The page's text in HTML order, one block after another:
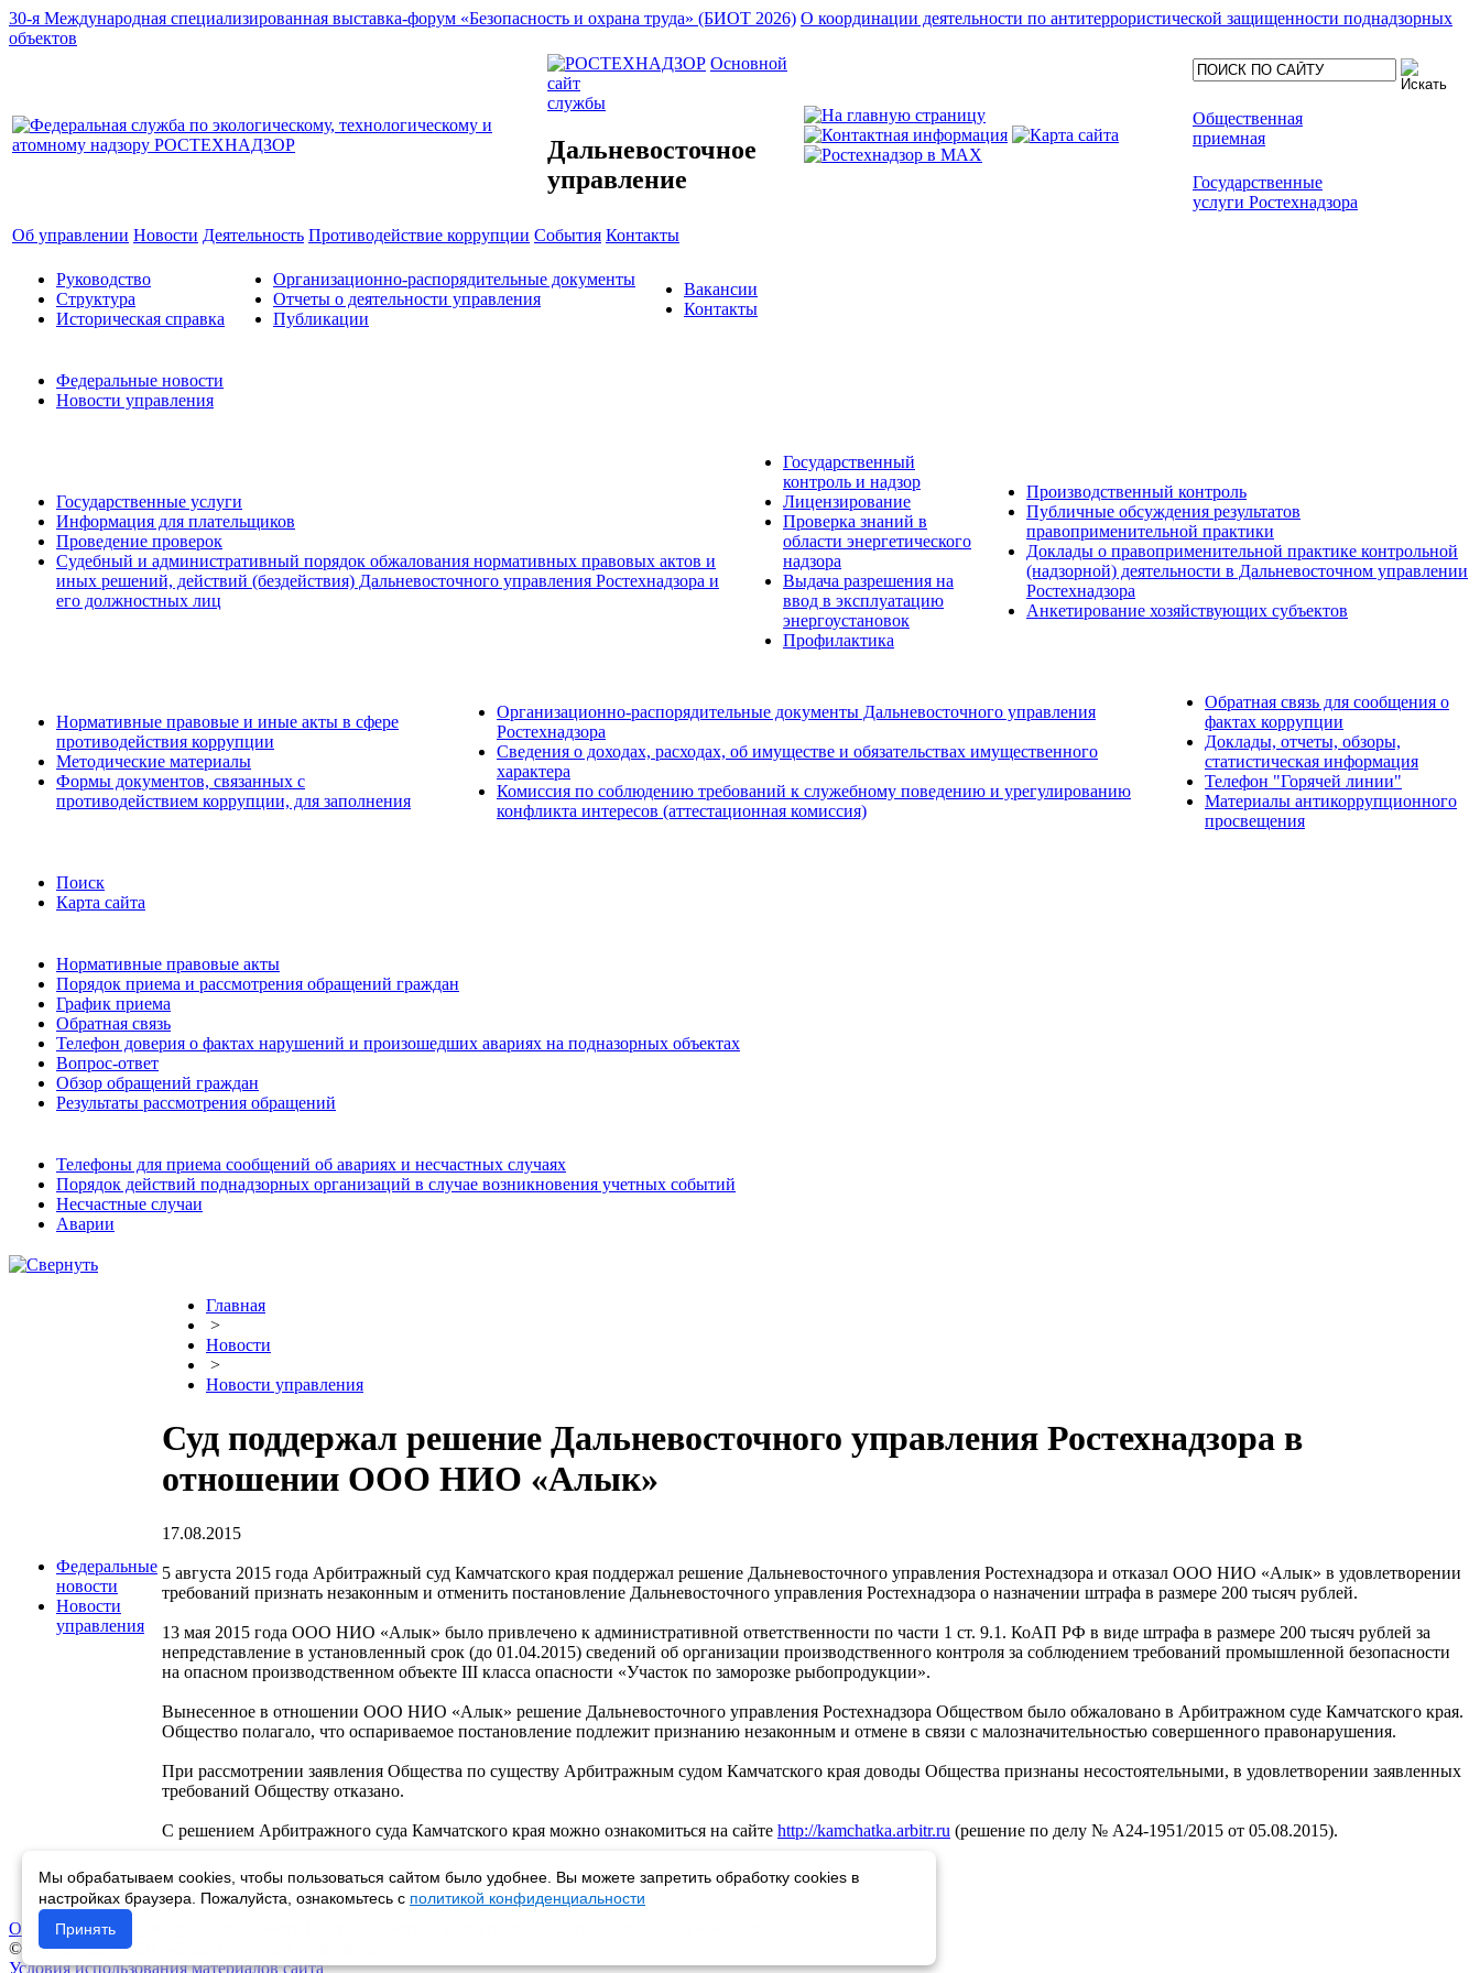
30-я Международная специализированная выставка-форум «Безопасность и охрана труда» (БИОТ 2026) О координации деятельности по антитеррористической защищенности поднадзорных
объектов
Основной
сайт
службы
Дальневосточное
управление
Общественная
приемная
Государственные
услуги Ростехнадзора
Об управлении Новости Деятельность Противодействие коррупции События Контакты
Руководство
Структура
Историческая справка
Организационно-распорядительные документы
Отчеты о деятельности управления
Публикации
Вакансии
Контакты
Федеральные новости
Новости управления
Государственные услуги
Информация для плательщиков
Проведение проверок
Судебный и административный порядок обжалования нормативных правовых актов и
иных решений, действий (бездействия) Дальневосточного управления Ростехнадзора и
его должностных лиц
Государственный
контроль и надзор
Лицензирование
Проверка знаний в
области энергетического
надзора
Выдача разрешения на
ввод в эксплуатацию
энергоустановок
Профилактика
Производственный контроль
Публичные обсуждения результатов
правоприменительной практики
Доклады о правоприменительной практике контрольной
(надзорной) деятельности в Дальневосточном управлении
Ростехнадзора
Анкетирование хозяйствующих субъектов
Нормативные правовые и иные акты в сфере
противодействия коррупции
Методические материалы
Формы документов, связанных с
противодействием коррупции, для заполнения
Организационно-распорядительные документы Дальневосточного управления
Ростехнадзора
Сведения о доходах, расходах, об имуществе и обязательствах имущественного
характера
Комиссия по соблюдению требований к служебному поведению и урегулированию
конфликта интересов (аттестационная комиссия)
Обратная связь для сообщения о
фактах коррупции
Доклады, отчеты, обзоры,
статистическая информация
Телефон "Горячей линии"
Материалы антикоррупционного
просвещения
Поиск
Карта сайта
Нормативные правовые акты
Порядок приема и рассмотрения обращений граждан
График приема
Обратная связь
Телефон доверия о фактах нарушений и произошедших авариях на подназорных объектах
Вопрос-ответ
Обзор обращений граждан
Результаты рассмотрения обращений
Телефоны для приема сообщений об авариях и несчастных случаях
Порядок действий поднадзорных организаций в случае возникновения учетных событий
Несчастные случаи
Аварии
Федеральные
новости
Новости
управления
Главная
>
Новости
>
Новости управления
Суд поддержал решение Дальневосточного управления Ростехнадзора в
отношении ООО НИО «Алык»
17.08.2015
5 августа 2015 года Арбитражный суд Камчатского края поддержал решение Дальневосточного управления Ростехнадзора и отказал ООО НИО «Алык» в удовлетворении
требований признать незаконным и отменить постановление Дальневосточного управления Ростехнадзора о назначении штрафа в размере 200 тысяч рублей.
13 мая 2015 года ООО НИО «Алык» было привлечено к административной ответственности по части 1 ст. 9.1. КоАП РФ в виде штрафа в размере 200 тысяч рублей за
непредставление в установленный срок (до 01.04.2015) сведений об организации производственного контроля за соблюдением требований промышленной безопасности
на опасном производственном объекте III класса опасности «Участок по заморозке рыбопродукции».
Вынесенное в отношении ООО НИО «Алык» решение Дальневосточного управления Ростехнадзора Обществом было обжаловано в Арбитражном суде Камчатского края.
Общество полагало, что оспариваемое постановление подлежит признанию незаконным и отмене в связи с малозначительностью совершенного правонарушения.
При рассмотрении заявления Общества по существу Арбитражным судом Камчатского края доводы Общества признаны несостоятельными, в удовлетворении заявленных
требований Обществу отказано.
С решением Арбитражного суда Камчатского края можно ознакомиться на сайте http://kamchatka.arbitr.ru (решение по делу № А24-1951/2015 от 05.08.2015).
Возврат к списку
Об управлении
© Ростехнадзор 2013-2026. Все права защищены.
Условия использования материалов сайта
Мы обрабатываем cookies, чтобы пользоваться сайтом было удобнее. Вы можете запретить обработку cookies в
настройках браузера. Пожалуйста, ознакомьтесь с политикой конфиденциальности
Принять